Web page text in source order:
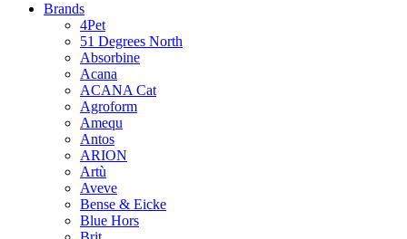
Brands
4Pet
51 Degrees North
Absorbine
Acana
ACANA Cat
Agroform
Amequ
Antos
ARION
Artù
Aveve
Bense & Eicke
Blue Hors